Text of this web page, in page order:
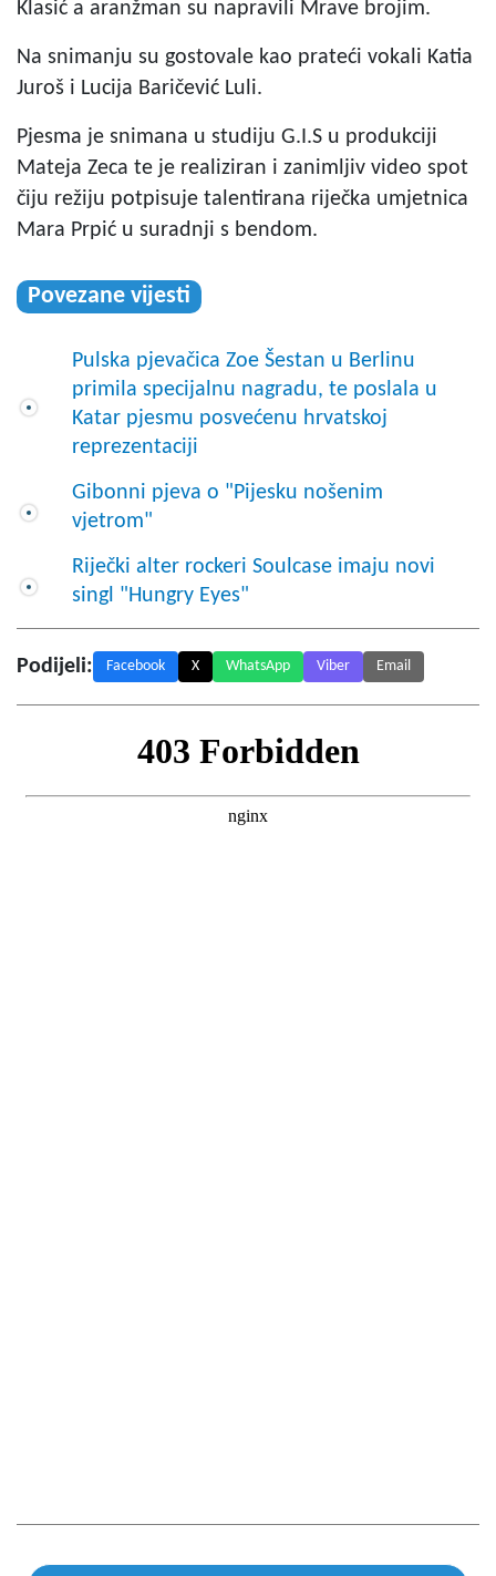
Klasić a aranžman su napravili Mrave brojim.
Na snimanju su gostovale kao prateći vokali Katia
Juroš i Lucija Baričević Luli.
Pjesma je snimana u studiju G.I.S u produkciji
Mateja Zeca te je realiziran i zanimljiv video spot
čiju režiju potpisuje talentirana riječka umjetnica
Mara Prpić u suradnji s bendom.
Povezane vijesti
Pulska pjevačica Zoe Šestan u Berlinu
primila specijalnu nagradu, te poslala u
Katar pjesmu posvećenu hrvatskoj
reprezentaciji
Gibonni pjeva o "Pijesku nošenim
vjetrom"
Riječki alter rockeri Soulcase imaju novi
singl "Hungry Eyes"
Podijeli: Facebook X WhatsApp Viber Email